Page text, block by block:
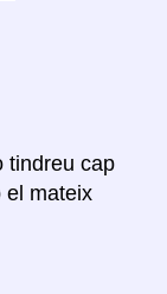
tindreu cap
el mateix